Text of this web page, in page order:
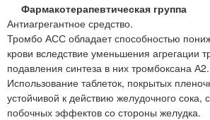
Фармакотерапевтическая группа
Антиагрегантное средство.
Тромбо АСС обладает способностью
крови вследствие уменьшения агрегации
подавления синтеза в них тромбоксана А2.
Использование таблеток, покрытых
устойчивой к действию желудочного сока,
побочных эффектов со стороны желудка.